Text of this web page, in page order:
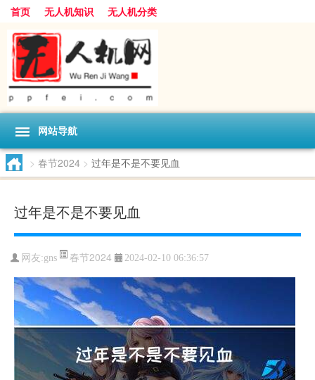
首页 无人机知识 无人机分类
网站导航
> 春节2024 > 过年是不是不要见血
过年是不是不要见血
网友:gns 春节2024 2024-02-10 06:36:57